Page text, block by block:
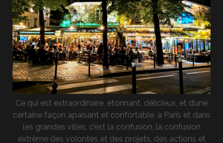
Ce qui est extraordinaire, étonnant, délicieux, et d’une
certaine façon apaisant et confortable, à Paris et dans
les grandes villes, c’est la confusion, la confusion
extrême des volontés et des projets, des actions et